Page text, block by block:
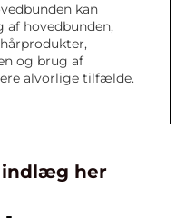
kan
af hovedbunden,
og brug af
alvorlige tilfælde.
her